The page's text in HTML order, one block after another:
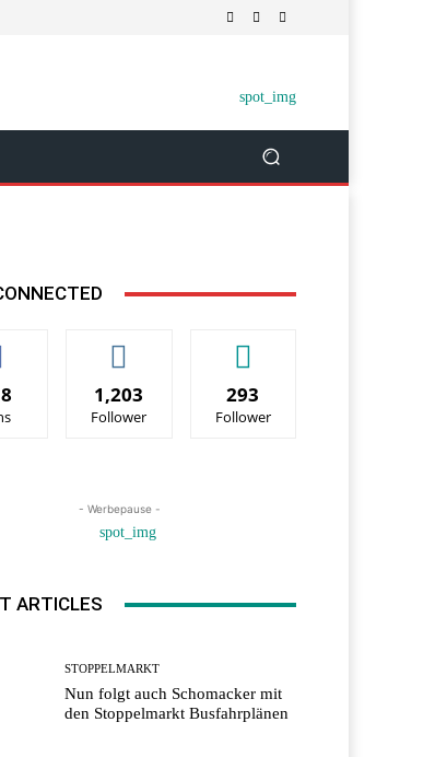
1,203
Follower
293
Follower
- Werbepause -
ARTICLES
STOPPELMARKT
Nun folgt auch Schomacker mit
den Stoppelmarkt Busfahrplänen